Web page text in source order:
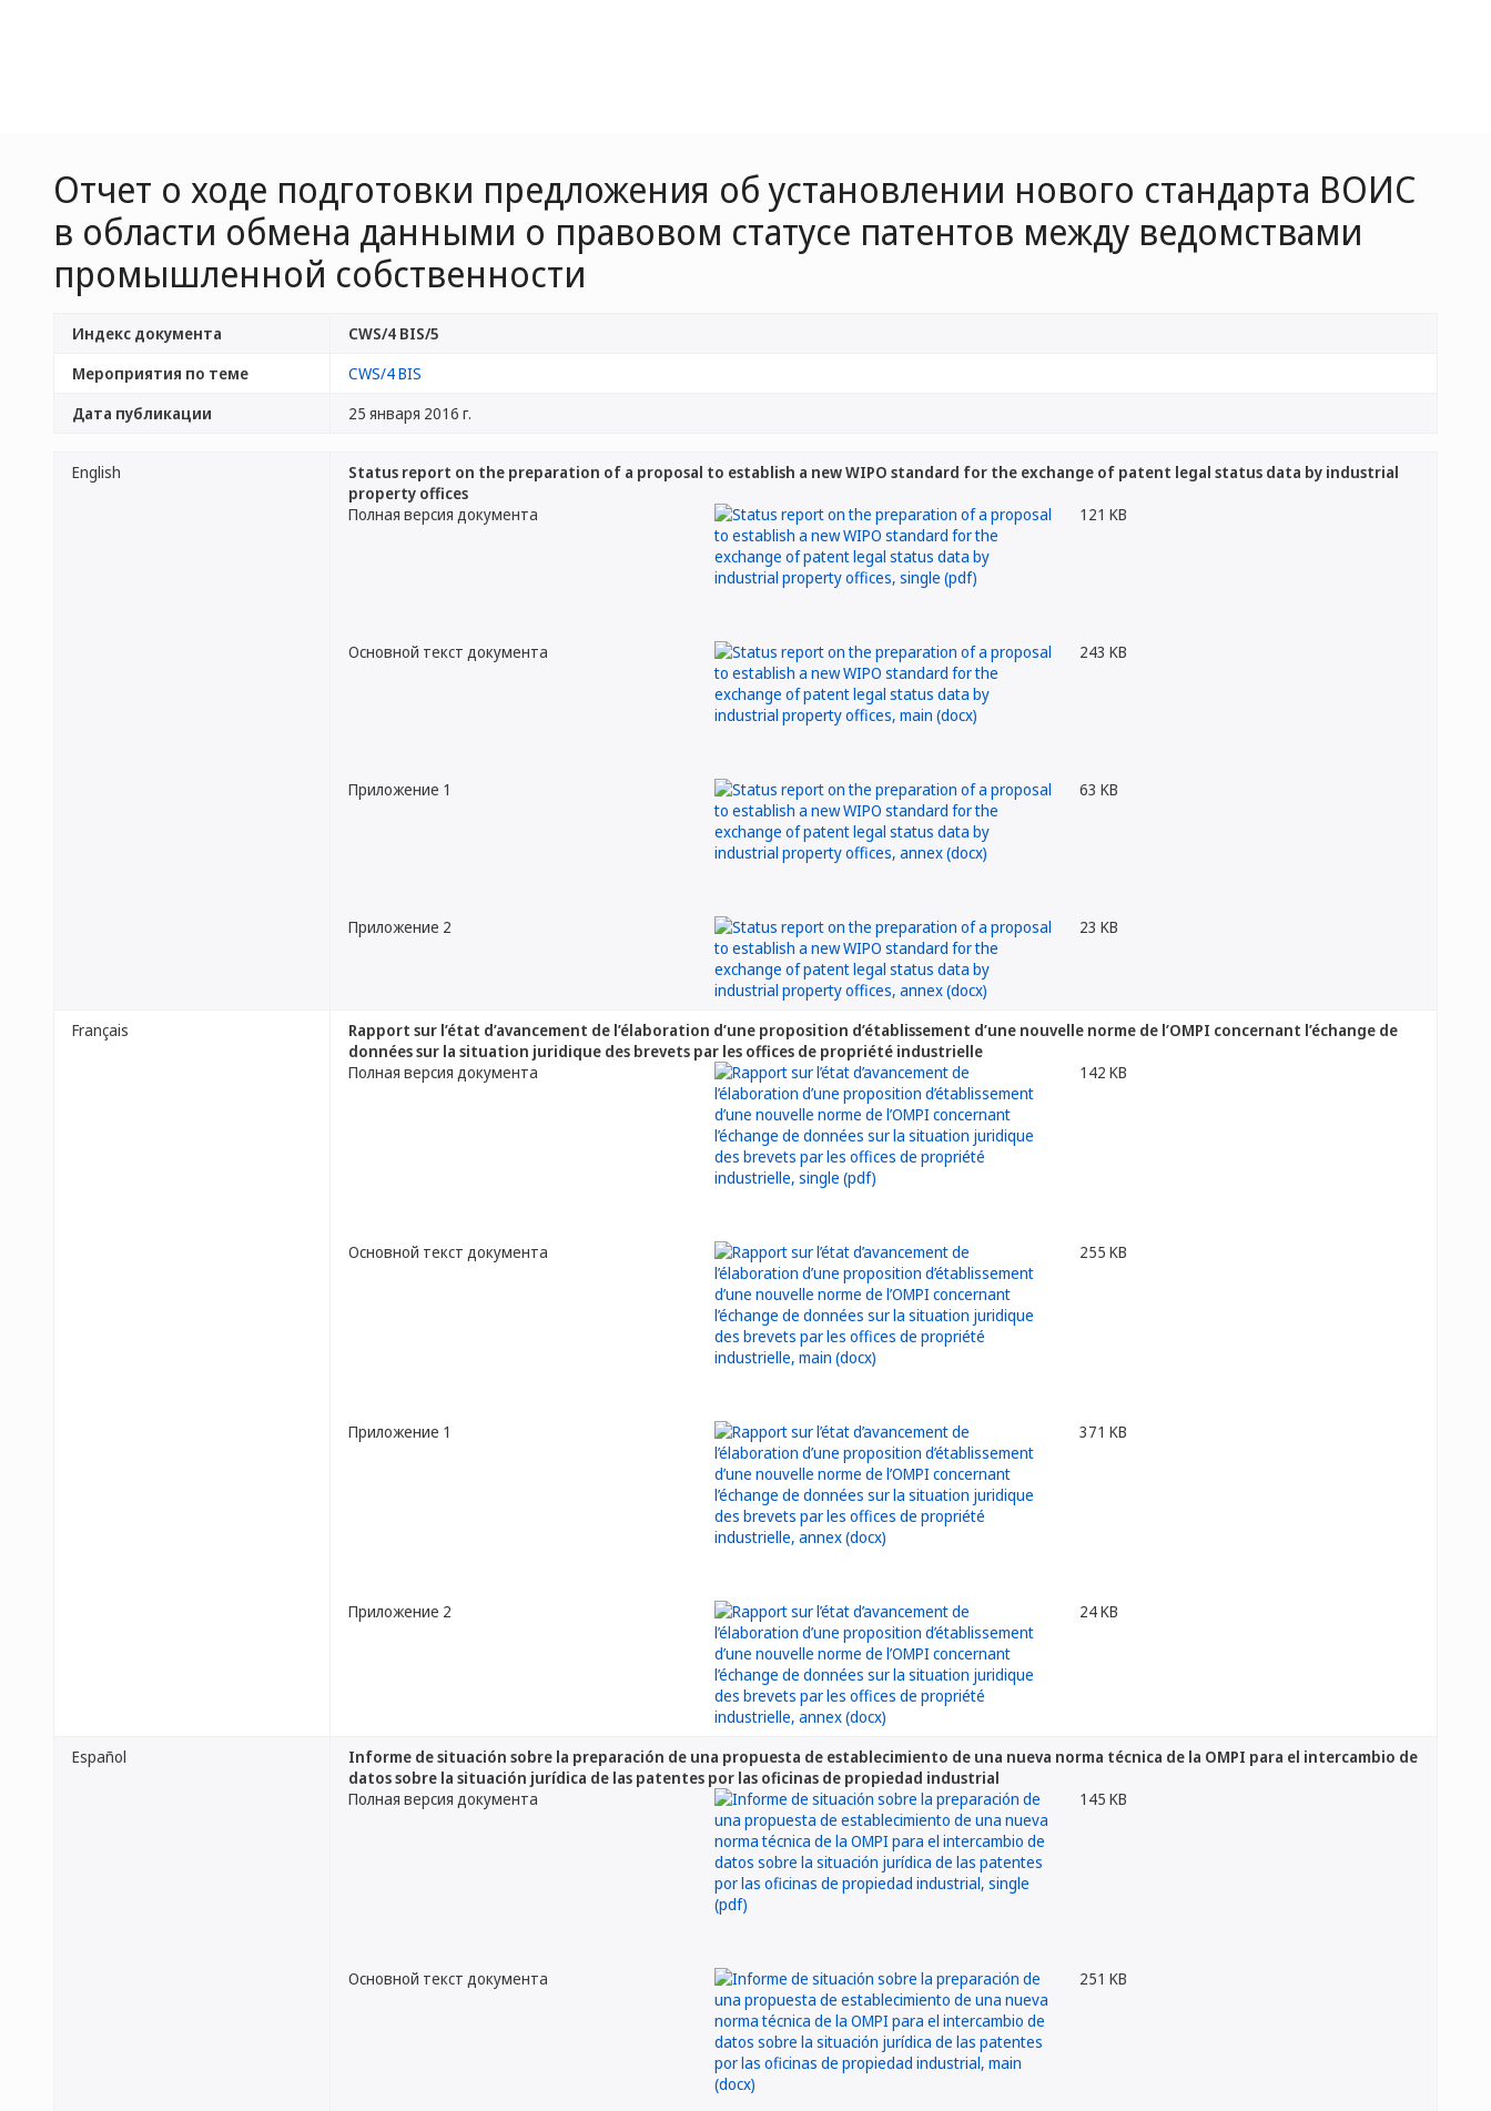
Oтчет о ходе подготовки предложения об установлении нового стандарта ВОИС
в области обмена данными о правовом статусе патентов между ведомствами
промышленной собственности
Индекс документа
CWS/4 BIS/5
Мероприятия по теме
CWS/4 BIS
Дата публикации
25 января 2016 г.
English
Status report on the preparation of a proposal to establish a new WIPO standard for the exchange of patent legal status data by industrial
property offices
Полная версия документа
121 KB
Основной текст документа 243 KB
Приложение 1 63 KB
Приложение 2 23 KB
Français
Rapport sur l’état d’avancement de l’élaboration d’une proposition d’établissement d’une nouvelle norme de l’OMPI concernant l’échange de
données sur la situation juridique des brevets par les offices de propriété industrielle
Полная версия документа
142 KB
Основной текст документа 255 KB
Приложение 1 371 KB
Приложение 2 24 KB
Español
Informe de situación sobre la preparación de una propuesta de establecimiento de una nueva norma técnica de la OMPI para el intercambio de
datos sobre la situación jurídica de las patentes por las oficinas de propiedad industrial
Полная версия документа
145 KB
Основной текст документа 251 KB